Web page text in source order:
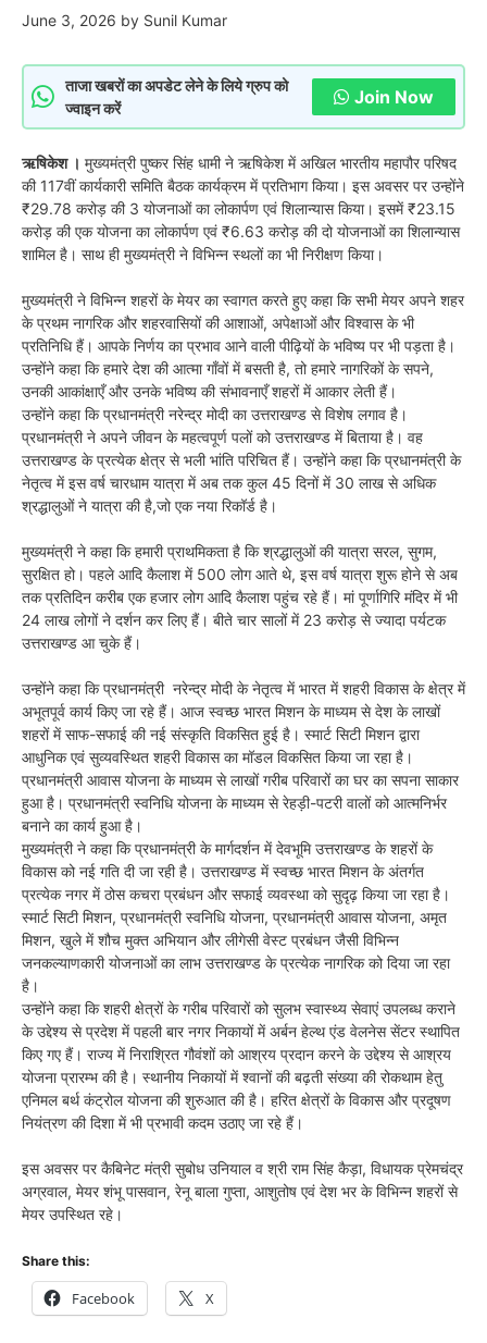
June 3, 2026 by Sunil Kumar
ताजा खबरों का अपडेट लेने के लिये ग्रुप को
ज्वाइन करें
Join Now
ऋषिकेश । मुख्यमंत्री पुष्कर सिंह धामी ने ऋषिकेश में अखिल भारतीय महापौर परिषद
की 117वीं कार्यकारी समिति बैठक कार्यक्रम में प्रतिभाग किया। इस अवसर पर उन्होंने
₹29.78 करोड़ की 3 योजनाओं का लोकार्पण एवं शिलान्यास किया। इसमें ₹23.15
करोड़ की एक योजना का लोकार्पण एवं ₹6.63 करोड़ की दो योजनाओं का शिलान्यास
शामिल है। साथ ही मुख्यमंत्री ने विभिन्न स्थलों का भी निरीक्षण किया।
मुख्यमंत्री ने विभिन्न शहरों के मेयर का स्वागत करते हुए कहा कि सभी मेयर अपने शहर
के प्रथम नागरिक और शहरवासियों की आशाओं, अपेक्षाओं और विश्वास के भी
प्रतिनिधि हैं। आपके निर्णय का प्रभाव आने वाली पीढ़ियों के भविष्य पर भी पड़ता है।
उन्होंने कहा कि हमारे देश की आत्मा गाँवों में बसती है, तो हमारे नागरिकों के सपने,
उनकी आकांक्षाएँ और उनके भविष्य की संभावनाएँ शहरों में आकार लेती हैं।
उन्होंने कहा कि प्रधानमंत्री नरेन्द्र मोदी का उत्तराखण्ड से विशेष लगाव है।
प्रधानमंत्री ने अपने जीवन के महत्वपूर्ण पलों को उत्तराखण्ड में बिताया है। वह
उत्तराखण्ड के प्रत्येक क्षेत्र से भली भांति परिचित हैं। उन्होंने कहा कि प्रधानमंत्री के
नेतृत्व में इस वर्ष चारधाम यात्रा में अब तक कुल 45 दिनों में 30 लाख से अधिक
श्रद्धालुओं ने यात्रा की है,जो एक नया रिकॉर्ड है।
मुख्यमंत्री ने कहा कि हमारी प्राथमिकता है कि श्रद्धालुओं की यात्रा सरल, सुगम,
सुरक्षित हो। पहले आदि कैलाश में 500 लोग आते थे, इस वर्ष यात्रा शुरू होने से अब
तक प्रतिदिन करीब एक हजार लोग आदि कैलाश पहुंच रहे हैं। मां पूर्णागिरि मंदिर में भी
24 लाख लोगों ने दर्शन कर लिए हैं। बीते चार सालों में 23 करोड़ से ज्यादा पर्यटक
उत्तराखण्ड आ चुके हैं।
उन्होंने कहा कि प्रधानमंत्री नरेन्द्र मोदी के नेतृत्व में भारत में शहरी विकास के क्षेत्र में
अभूतपूर्व कार्य किए जा रहे हैं। आज स्वच्छ भारत मिशन के माध्यम से देश के लाखों
शहरों में साफ-सफाई की नई संस्कृति विकसित हुई है। स्मार्ट सिटी मिशन द्वारा
आधुनिक एवं सुव्यवस्थित शहरी विकास का मॉडल विकसित किया जा रहा है।
प्रधानमंत्री आवास योजना के माध्यम से लाखों गरीब परिवारों का घर का सपना साकार
हुआ है। प्रधानमंत्री स्वनिधि योजना के माध्यम से रेहड़ी-पटरी वालों को आत्मनिर्भर
बनाने का कार्य हुआ है।
मुख्यमंत्री ने कहा कि प्रधानमंत्री के मार्गदर्शन में देवभूमि उत्तराखण्ड के शहरों के
विकास को नई गति दी जा रही है। उत्तराखण्ड में स्वच्छ भारत मिशन के अंतर्गत
प्रत्येक नगर में ठोस कचरा प्रबंधन और सफाई व्यवस्था को सुदृढ़ किया जा रहा है।
स्मार्ट सिटी मिशन, प्रधानमंत्री स्वनिधि योजना, प्रधानमंत्री आवास योजना, अमृत
मिशन, खुले में शौच मुक्त अभियान और लीगेसी वेस्ट प्रबंधन जैसी विभिन्न
जनकल्याणकारी योजनाओं का लाभ उत्तराखण्ड के प्रत्येक नागरिक को दिया जा रहा
है।
उन्होंने कहा कि शहरी क्षेत्रों के गरीब परिवारों को सुलभ स्वास्थ्य सेवाएं उपलब्ध कराने
के उद्देश्य से प्रदेश में पहली बार नगर निकायों में अर्बन हेल्थ एंड वेलनेस सेंटर स्थापित
किए गए हैं। राज्य में निराश्रित गौवंशों को आश्रय प्रदान करने के उद्देश्य से आश्रय
योजना प्रारम्भ की है। स्थानीय निकायों में श्वानों की बढ़ती संख्या की रोकथाम हेतु
एनिमल बर्थ कंट्रोल योजना की शुरुआत की है। हरित क्षेत्रों के विकास और प्रदूषण
नियंत्रण की दिशा में भी प्रभावी कदम उठाए जा रहे हैं।
इस अवसर पर कैबिनेट मंत्री सुबोध उनियाल व श्री राम सिंह कैड़ा, विधायक प्रेमचंद्र
अग्रवाल, मेयर शंभू पासवान, रेनू बाला गुप्ता, आशुतोष एवं देश भर के विभिन्न शहरों से
मेयर उपस्थित रहे।
Share this:
Facebook X